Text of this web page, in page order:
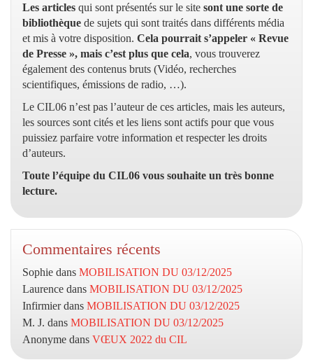
Les articles qui sont présentés sur le site sont une sorte de
bibliothèque de sujets qui sont traités dans différents média
et mis à votre disposition. Cela pourrait s’appeler « Revue
de Presse », mais c’est plus que cela, vous trouverez
également des contenus bruts (Vidéo, recherches
scientifiques, émissions de radio, …).
Le CIL06 n’est pas l’auteur de ces articles, mais les auteurs,
les sources sont cités et les liens sont actifs pour que vous
puissiez parfaire votre information et respecter les droits
d’auteurs.
Toute l’équipe du CIL06 vous souhaite un très bonne
lecture.
Commentaires récents
Sophie dans MOBILISATION DU 03/12/2025
Laurence dans MOBILISATION DU 03/12/2025
Infirmierdans MOBILISATION DU 03/12/2025
M. J. dans MOBILISATION DU 03/12/2025
Anonyme dans VŒUX 2022 du CIL